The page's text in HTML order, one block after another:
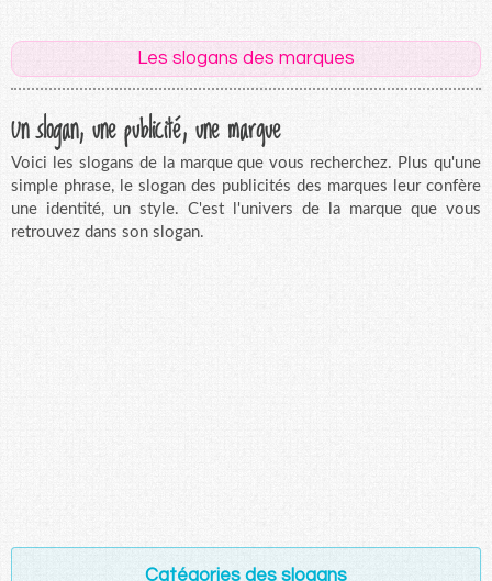
Les slogans des marques
Un slogan, une publicité, une marque
Voici les slogans de la marque que vous recherchez. Plus qu'une
simple phrase, le slogan des publicités des marques leur confère
une identité, un style. C'est l'univers de la marque que vous
retrouvez dans son slogan.
Catégories des slogans